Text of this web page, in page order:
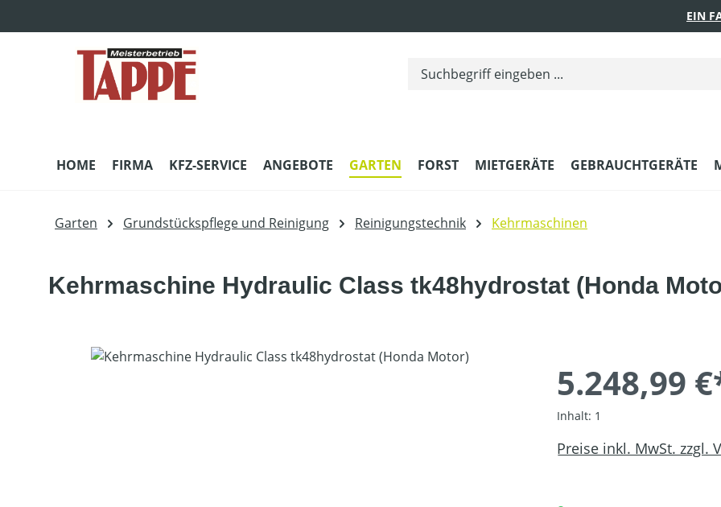
EIN
HOME FIRMA KFZ-SERVICE ANGEBOTE GARTEN FORST MIETGERÄTE GEBRAUCHTGERÄTE
Garten Grundstückspflege und Reinigung Reinigungstechnik Kehrmaschinen
Kehrmaschine Hydraulic Class tk48hydrostat (Honda
Bildergalerie überspringen
5.248,99
Inhalt: 1
Preise inkl. MwSt. zzgl.